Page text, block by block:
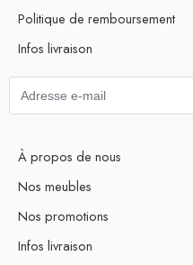
Politique de remboursement
Infos livraison
À propos de nous
Nos meubles
Nos promotions
Infos livraison